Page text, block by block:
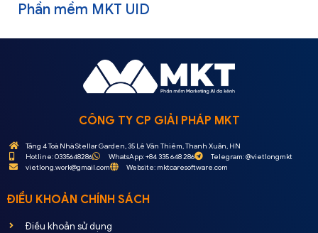
Phần mềm MKT UID
CÔNG TY CP GIẢI PHÁP MKT
Tầng 4 Toà Nhà Stellar Garden, 35 Lê Văn Thiêm, Thanh Xuân, HN
Hotline: 0335648286
WhatsApp: +84 335 648 286
Telegram: @vietlongmkt
vietlong.work@gmail.com
Website: mktcaresoftware.com
ĐIỀU KHOẢN CHÍNH SÁCH
Điều khoản sử dụng